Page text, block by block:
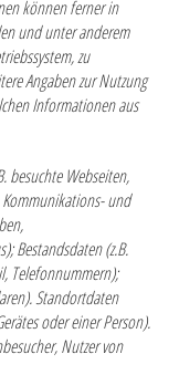
können ferner in
und unter anderem
zu
Angaben zur Nutzung
Informationen aus
besuchte Webseiten,
und
Bestandsdaten (z.B.
Telefonnummern);
Standortdaten
oder einer Person).
Nutzer von